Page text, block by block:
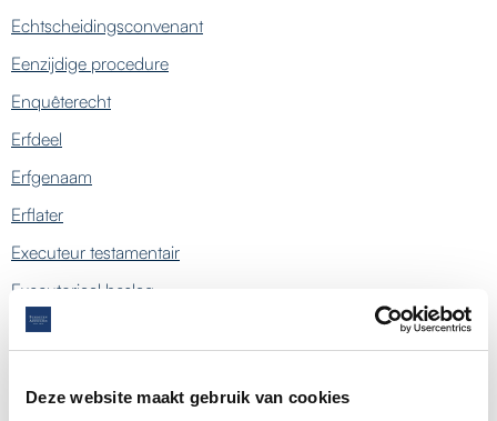
Deze website maakt gebruik van cookies
Echtscheidingsconvenant
Eenzijdige procedure
Enquêterecht
Erfdeel
Erfgenaam
Erflater
Executeur testamentair
Executoriaal beslag
Finaal verrekenbeding
Franchiseovereenkomst